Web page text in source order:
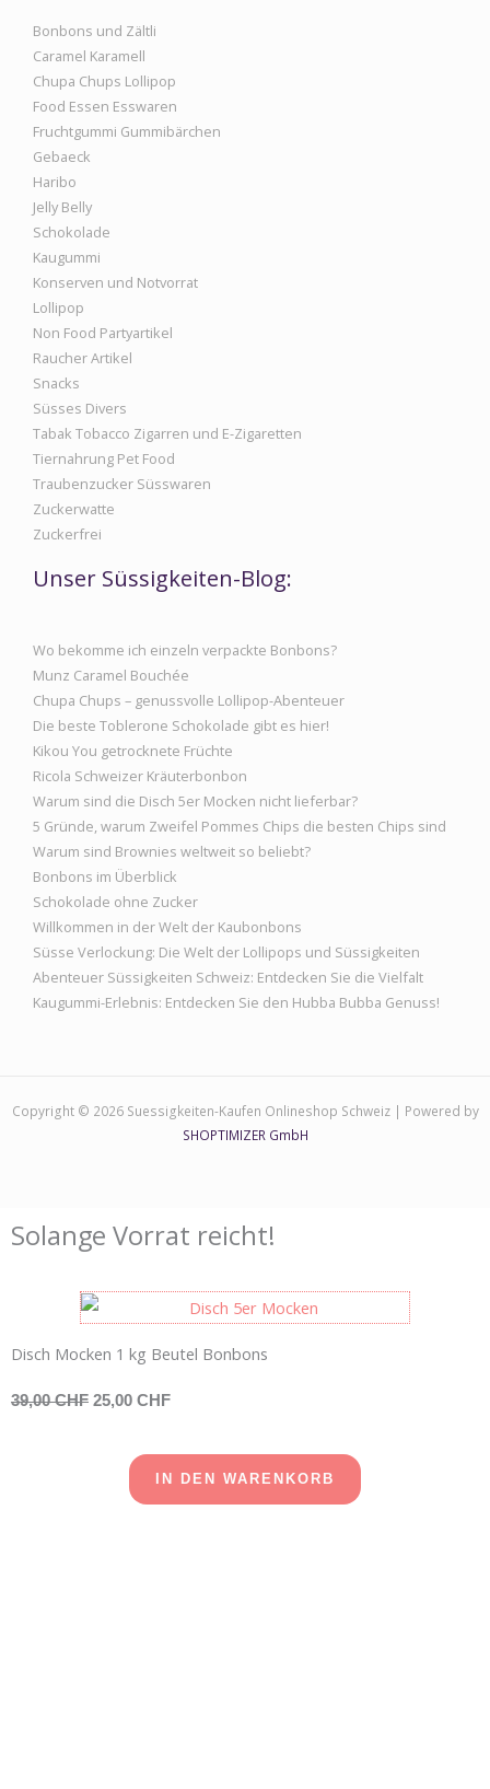
Bonbons und Zältli
Caramel Karamell
Chupa Chups Lollipop
Food Essen Esswaren
Fruchtgummi Gummibärchen
Gebaeck
Haribo
Jelly Belly
Schokolade
Kaugummi
Konserven und Notvorrat
Lollipop
Non Food Partyartikel
Raucher Artikel
Snacks
Süsses Divers
Tabak Tobacco Zigarren und E-Zigaretten
Tiernahrung Pet Food
Traubenzucker Süsswaren
Zuckerwatte
Zuckerfrei
Unser Süssigkeiten-Blog:
Wo bekomme ich einzeln verpackte Bonbons?
Munz Caramel Bouchée
Chupa Chups – genussvolle Lollipop-Abenteuer
Die beste Toblerone Schokolade gibt es hier!
Kikou You getrocknete Früchte
Ricola Schweizer Kräuterbonbon
Warum sind die Disch 5er Mocken nicht lieferbar?
5 Gründe, warum Zweifel Pommes Chips die besten Chips sind
Warum sind Brownies weltweit so beliebt?
Bonbons im Überblick
Schokolade ohne Zucker
Willkommen in der Welt der Kaubonbons
Süsse Verlockung: Die Welt der Lollipops und Süssigkeiten
Abenteuer Süssigkeiten Schweiz: Entdecken Sie die Vielfalt
Kaugummi-Erlebnis: Entdecken Sie den Hubba Bubba Genuss!
Copyright © 2026 Suessigkeiten-Kaufen Onlineshop Schweiz | Powered by
SHOPTIMIZER GmbH
Solange Vorrat reicht!
Disch Mocken 1 kg Beutel Bonbons
39,00 CHF 25,00 CHF
IN DEN WARENKORB